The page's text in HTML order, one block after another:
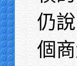
仍
個